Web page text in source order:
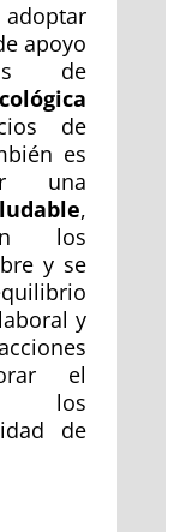
apoyo
de
de
es
una
,
los
y se
y
el
los
de